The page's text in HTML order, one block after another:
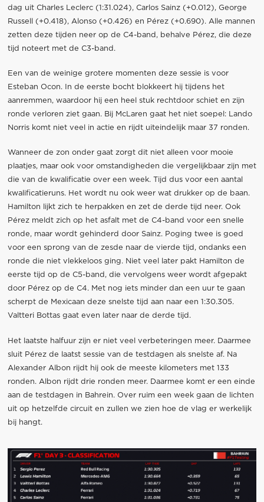
dag uit Charles Leclerc (1:31.024), Carlos Sainz (+0.012), George
Russell (+0.418), Alonso (+0.426) en Pérez (+0.690). Alle mannen
zetten deze tijden neer op de C4-band, behalve Pérez, die deze
tijd noteert met de C3-band.
Een van de weinige grotere momenten deze sessie is voor
Esteban Ocon. In de eerste bocht blokkeert hij tijdens het
aanremmen, waardoor hij een heel stuk rechtdoor schiet en zijn
ronde verloren ziet gaan. Bij McLaren gaat het niet soepel: Lando
Norris komt niet veel in actie en rijdt uiteindelijk maar 37 ronden.
Wanneer de zon onder gaat zorgt dit niet alleen voor mooie
plaatjes, maar ook voor omstandigheden die vergelijkbaar zijn met
die van de kwalificatie over een week. Tijd dus voor een aantal
kwalificatieruns. Het wordt nu ook weer wat drukker op de baan.
Hamilton lijkt zich te herpakken en zet de derde tijd neer. Ook
Pérez meldt zich op het asfalt met de C4-band voor een snelle
ronde, maar wordt gehinderd door Sainz. Poging twee is goed
voor een sprong van de zesde naar de vierde tijd, ondanks een
ronde die niet vlekkeloos ging. Niet veel later pakt Hamilton de
eerste tijd op de C5-band, die vervolgens weer wordt afgepakt
door Pérez op de C4. Met nog iets minder dan een uur te gaan
scherpt de Mexicaan deze snelste tijd aan naar een 1:30.305.
Valtteri Bottas gaat even later naar de derde tijd.
Het laatste halfuur zijn er niet veel verbeteringen meer. Daarmee
sluit Pérez de laatst sessie van de testdagen als snelste af. Na
Alexander Albon rijdt hij ook de meeste kilometers met 133
ronden. Albon rijdt drie ronden meer. Daarmee komt er een einde
aan de testdagen in Bahrein. Over ruim een week gaan de lichten
uit op hetzelfde circuit en zullen we zien hoe de vlag er werkelijk
bij hangt.